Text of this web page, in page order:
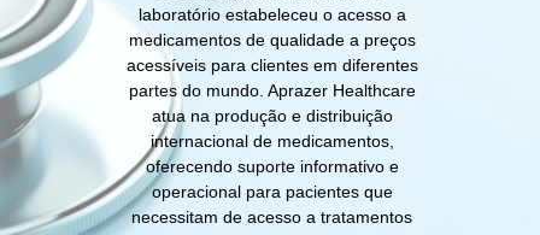
laboratório estabeleceu o acesso a
medicamentos de qualidade a preços
acessíveis para clientes em diferentes
partes do mundo. Aprazer Healthcare
atua na produção e distribuição
internacional de medicamentos,
oferecendo suporte informativo e
operacional para pacientes que
necessitam de acesso a tratamentos